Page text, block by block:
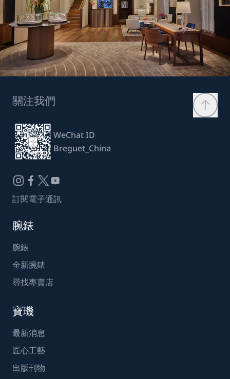
關注我們
WeChat ID
Breguet_China
訂閱電子通訊
腕錶
腕錶
全新腕錶
尋找專賣店
寶璣
最新消息
匠心工藝
出版刊物